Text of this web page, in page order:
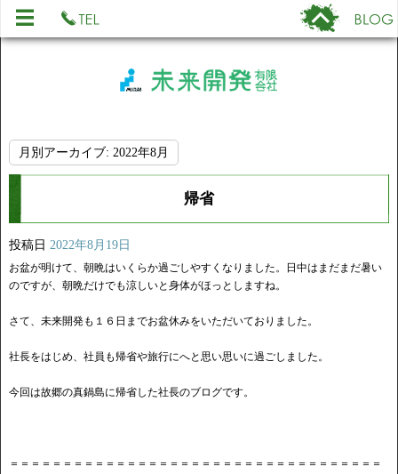
月別アーカイブ: 2022年8月
帰省
投稿日 2022年8月19日
お盆が明けて、朝晩はいくらか過ごしやすくなりました。日中はまだまだ暑い
のですが、朝晩だけでも涼しいと身体がほっとしますね。
さて、未来開発も１６日までお盆休みをいただいておりました。
社長をはじめ、社員も帰省や旅行にへと思い思いに過ごしました。
今回は故郷の真鍋島に帰省した社長のブログです。
＝＝＝＝＝＝＝＝＝＝＝＝＝＝＝＝＝＝＝＝＝＝＝＝＝＝＝＝＝＝＝＝＝＝＝